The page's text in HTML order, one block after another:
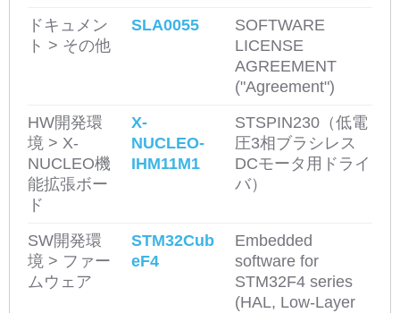
ドキュメン
ト > その他
SLA0055
SOFTWARE
LICENSE
AGREEMENT
("Agreement")
HW開発環
境 > X-
NUCLEO機
能拡張ボー
ド
X-
NUCLEO-
IHM11M1
STSPIN230（低電
圧3相ブラシレス
DCモータ用ドライ
バ）
SW開発環
境 > ファー
ムウェア
STM32Cub
eF4
Embedded
software for
STM32F4 series
(HAL, Low-Layer